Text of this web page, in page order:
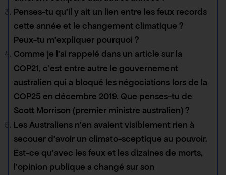
Penses-tu qu’il y ait un lien entre les feux records
cette année et le changement climatique ?
Peux-tu m’expliquer pourquoi ?
Comme je l’ai rappelé dans un article sur la
COP21, c’est entre autre le gouvernement
australien qui a bloqué les négociations lors de la
COP25 en décembre 2019. Que penses-tu de
Scott Morrison (premier ministre australien) ?
Les Australiens n’en avaient visiblement rien à
secouer d’avoir un climato-sceptique au pouvoir.
Est-ce qu’avec les feux et les dizaines de morts,
l’opinion publique a changé sur son